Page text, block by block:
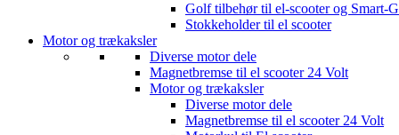
Golf tilbehør til el-scooter og Smart-
Stokkeholder til el scooter
Motor og trækaksler
Diverse motor dele
Magnetbremse til el scooter 24 Volt
Motor og trækaksler
Diverse motor dele
Magnetbremse til el scooter 24 Volt